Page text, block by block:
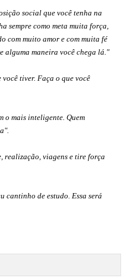
social que você tenha na
sempre como meta muita força,
com muito amor e com muita fé
alguma maneira você chega lá."
você tiver. Faça o que você
o mais inteligente. Quem
realização, viagens e tire força
cantinho de estudo. Essa será